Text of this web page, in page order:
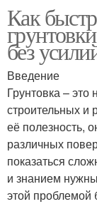
Как
без
Введение
Грунтовка –
строительных и
её полезность,
различных
показаться
и знанием
этой проблемой